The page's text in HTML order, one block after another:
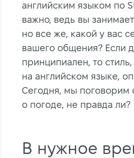
английским языком по
важно, ведь вы
но все же, какой у вас
вашего общения? Если
принципиален, то
на английском языке,
Сегодня, мы поговорим
о погоде, не правда ли?
В нужное